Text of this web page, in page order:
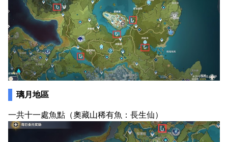
璃月地區
一共十一處魚點（奧藏山稀有魚：長生仙）